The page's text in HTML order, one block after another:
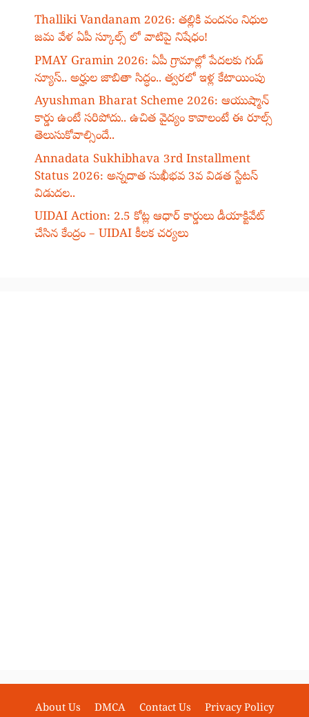
Thalliki Vandanam 2026: తల్లికి వందనం నిధుల
జమ వేళ ఏపీ స్కూల్స్ లో వాటిపై నిషేధం!
PMAY Gramin 2026: ఏపీ గ్రామాల్లో పేదలకు గుడ్
న్యూస్.. అర్హుల జాబితా సిద్ధం.. త్వరలో ఇళ్ల కేటాయింపు
Ayushman Bharat Scheme 2026: ఆయుష్మాన్
కార్డు ఉంటే సరిపోదు.. ఉచిత వైద్యం కావాలంటే ఈ రూల్స్
తెలుసుకోవాల్సిందే..
Annadata Sukhibhava 3rd Installment
Status 2026: అన్నదాత సుఖీభవ 3వ విడత స్టేటస్
విడుదల..
UIDAI Action: 2.5 కోట్ల ఆధార్ కార్డులు డీయాక్టివేట్
చేసిన కేంద్రం – UIDAI కీలక చర్యలు
About Us DMCA Contact Us Privacy Policy